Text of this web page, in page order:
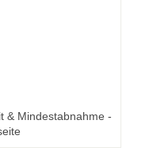
& Mindestabnahme -